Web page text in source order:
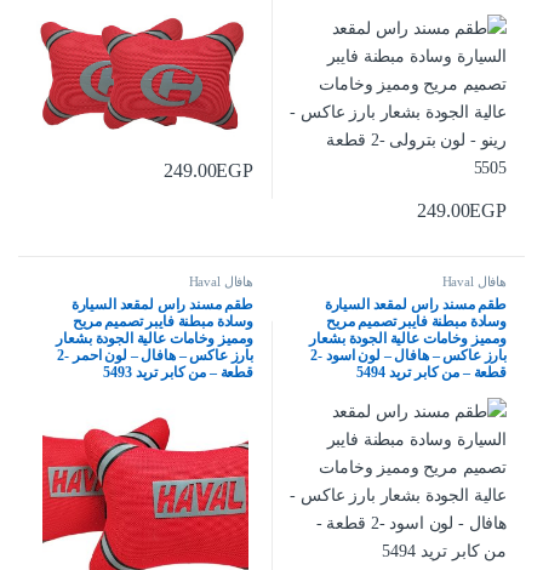
249.00EGP
249.00EGP
هافال Haval
طقم مسند راس لمقعد السيارة
وسادة مبطنة فايبر تصميم مريح
ومميز وخامات عالية الجودة بشعار
بارز عاكس – هافال – لون اسود -2
قطعة – من كابر تريد 5494
هافال Haval
طقم مسند راس لمقعد السيارة
وسادة مبطنة فايبر تصميم مريح
ومميز وخامات عالية الجودة بشعار
بارز عاكس – هافال – لون احمر -2
قطعة – من كابر تريد 5493